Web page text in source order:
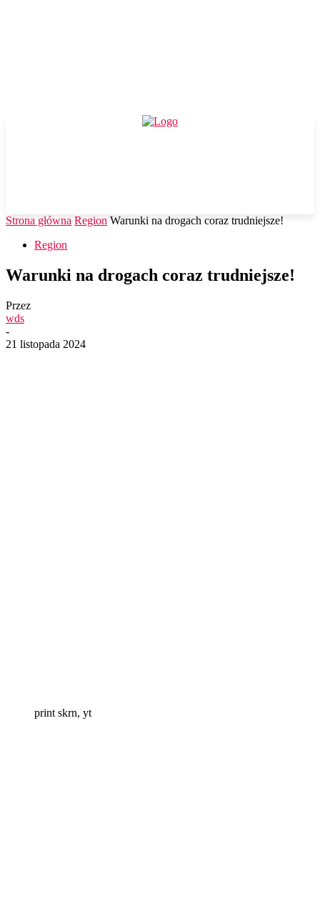
Strona główna Region Warunki na drogach coraz trudniejsze!
Region
Warunki na drogach coraz trudniejsze!
Przez
wds
-
21 listopada 2024
print skrn, yt